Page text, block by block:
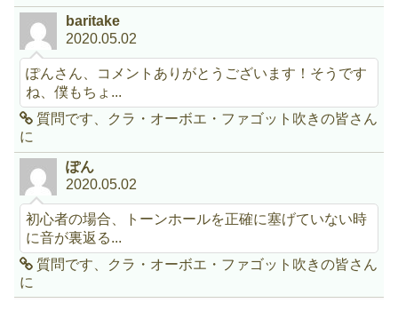
baritake
2020.05.02
ぽんさん、コメントありがとうございます！そうです
ね、僕もちょ...
質問です、クラ・オーボエ・ファゴット吹きの皆さん
に
ぽん
2020.05.02
初心者の場合、トーンホールを正確に塞げていない時
に音が裏返る...
質問です、クラ・オーボエ・ファゴット吹きの皆さん
に